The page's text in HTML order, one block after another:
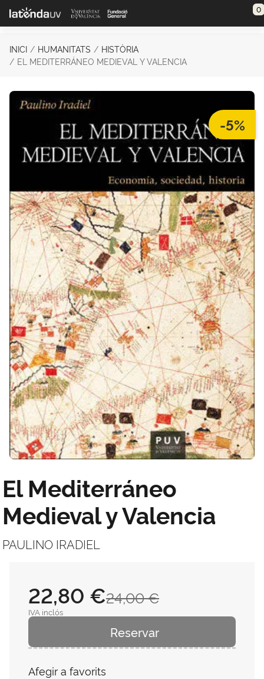
Saltar al contenido principal 0
INICI HUMANITATS
HISTÒRIA
EL MEDITERRÁNEO MEDIEVAL Y VALENCIA
-5%
El Mediterráneo
Medieval y Valencia
PAULINO IRADIEL
24,00 €
22,80 €
IVA inclós
Reservar
Afegir a favorits